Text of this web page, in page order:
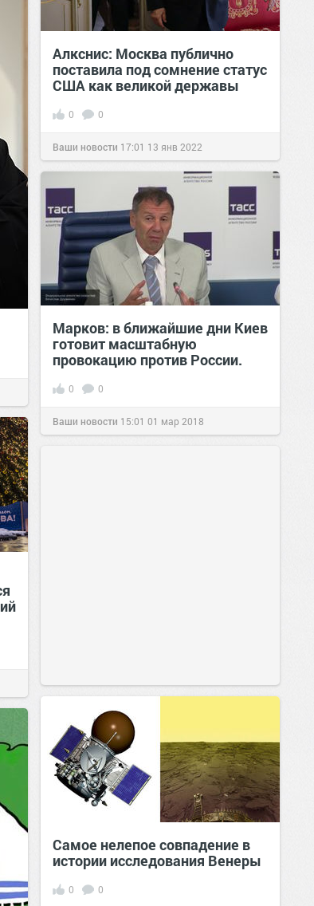
Алкснис: Москва публично
поставила под сомнение статус
США как великой державы
0 0
Ваши новости 17:01 13 янв 2022
Марков: в ближайшие дни Киев
готовит масштабную
провокацию против России.
0 0
Ваши новости 15:01 01 мар 2018
Самое нелепое совпадение в
истории исследования Венеры
0 0